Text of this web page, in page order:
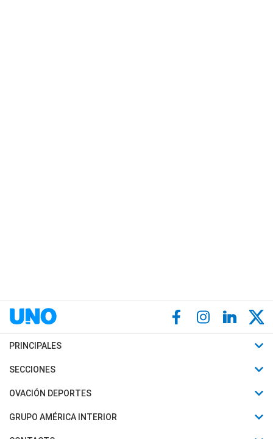
PRINCIPALES
Últimas Noticias
Política
SECCIONES
Horóscopo
Motores
OVACIÓN DEPORTES
Fútbol
Mundial
GRUPO AMÉRICA INTERIOR